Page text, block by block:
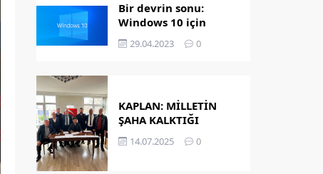
Bir devrin sonu:
Windows 10 için
destek bitiyor!
29.04.2023 0
KAPLAN: MİLLETİN
ŞAHA KALKTIĞI
GÜNDÜR
14.07.2025 0